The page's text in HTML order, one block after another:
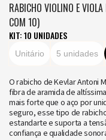
RABICHO VIOLINO E
COM 10)
KIT: 10 UNIDADES
Unitário 5 unidades
O rabicho de Kevlar Antoni
fibra de aramida de
mais forte que o aço por
seguro, esse tipo de
estandarte e suporta a
confiança e qualidade